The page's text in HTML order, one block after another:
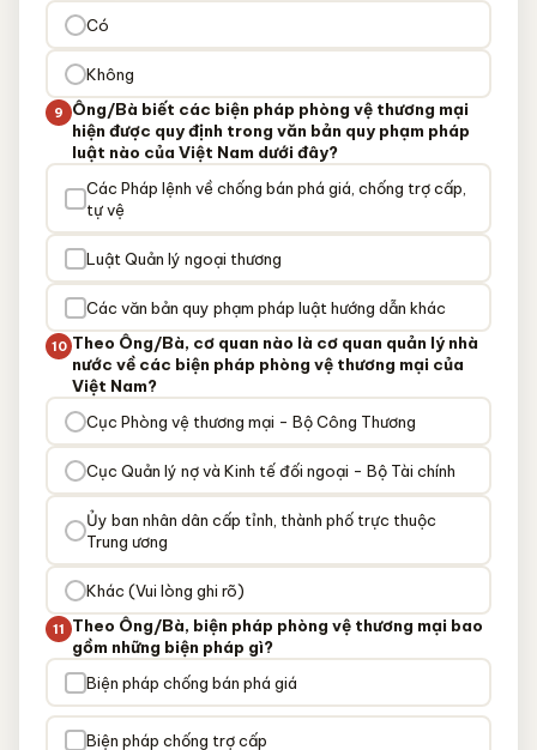
Có
Không
9
Ông/Bà biết các biện pháp phòng vệ thương mại
hiện được quy định trong văn bản quy phạm pháp
luật nào của Việt Nam dưới đây?
Các Pháp lệnh về chống bán phá giá, chống trợ cấp,
tự vệ
Luật Quản lý ngoại thương
Các văn bản quy phạm pháp luật hướng dẫn khác
10 Theo Ông/Bà, cơ quan nào là cơ quan quản lý nhà
nước về các biện pháp phòng vệ thương mại của
Việt Nam?
Cục Phòng vệ thương mại - Bộ Công Thương
Cục Quản lý nợ và Kinh tế đối ngoại - Bộ Tài chính
Ủy ban nhân dân cấp tỉnh, thành phố trực thuộc
Trung ương
Khác (Vui lòng ghi rõ)
11 Theo Ông/Bà, biện pháp phòng vệ thương mại bao
gồm những biện pháp gì?
Biện pháp chống bán phá giá
Biện pháp chống trợ cấp